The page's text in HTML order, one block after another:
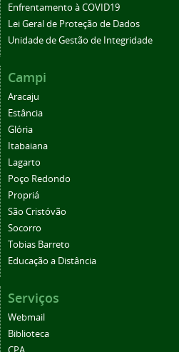
Enfrentamento à COVID19
Lei Geral de Proteção de Dados
Unidade de Gestão de Integridade
Campi
Aracaju
Estância
Glória
Itabaiana
Lagarto
Poço Redondo
Propriá
São Cristóvão
Socorro
Tobias Barreto
Educação a Distância
Serviços
Webmail
Biblioteca